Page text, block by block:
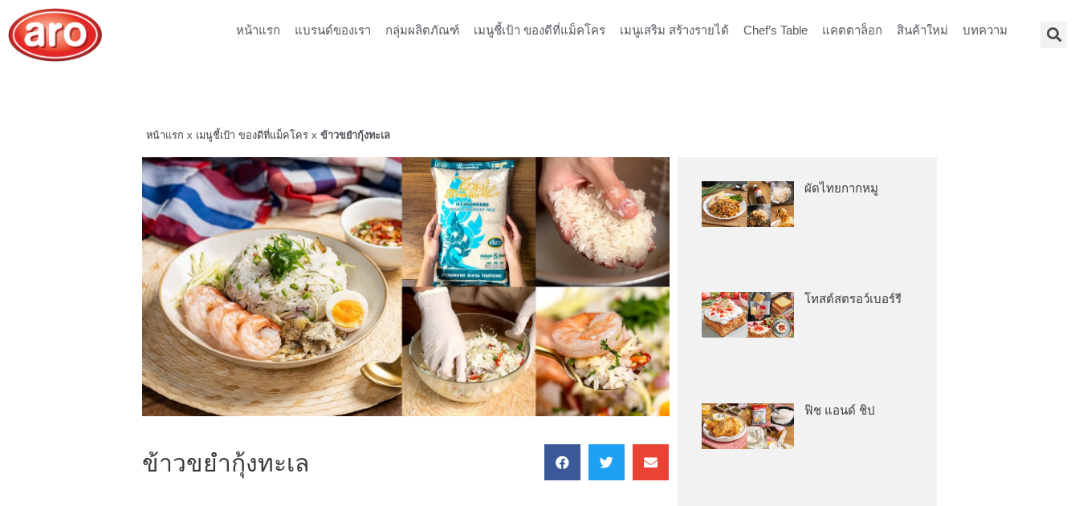
หน้าแรก แบรนด์ของเรา กลุ่มผลิตภัณฑ์ เมนูชี้เป้า ของดีที่แม็คโคร เมนูเสริม สร้างรายได้ Chef’s Table แคตตาล็อก สินค้าใหม่ บทความ
หน้าแรก x เมนูชี้เป้า ของดีที่แม็คโคร xข้าวขยำกุ้งทะเล
ข้าวขยำกุ้งทะเล
ผัดไทยกากหมู
โทสต์สตรอว์เบอร์รี
ฟิช แอนด์ ชิป